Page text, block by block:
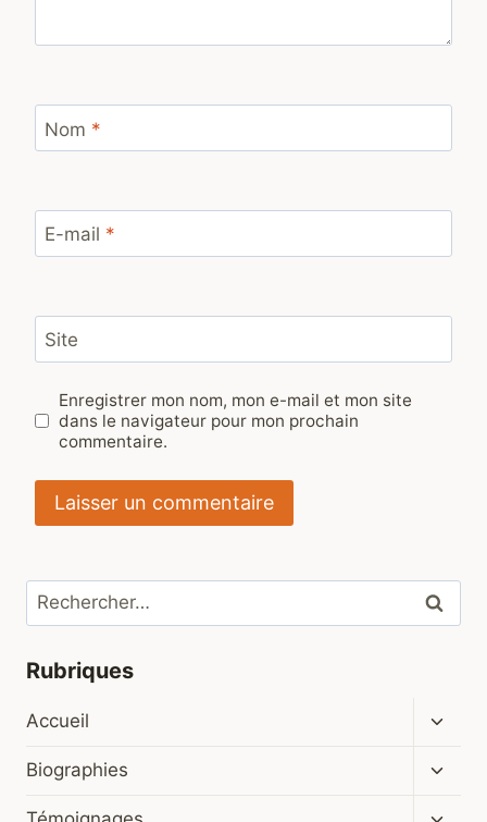
Nom *
E-mail *
Site
Enregistrer mon nom, mon e-mail et mon site
dans le navigateur pour mon prochain
commentaire.
Rechercher :
Rubriques
Accueil
menu
Biographies
menu